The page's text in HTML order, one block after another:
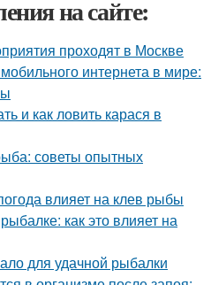
на сайте:
проходят в Москве
интернета в мире:
и как ловить карася в
советы опытных
влияет на клев рыбы
как это влияет на
для удачной рыбалки